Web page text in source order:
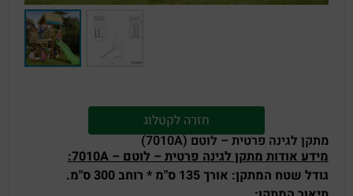
חזרה לקטלוג
מתקן לגינה פרטית – לוטם (7010A)
מידע אודות מתקן לגינה פרטית – לוטם – 7010A
:
גודל שטח המתקן: אורך 135 ס"מ * רוחב 300 ס"מ.